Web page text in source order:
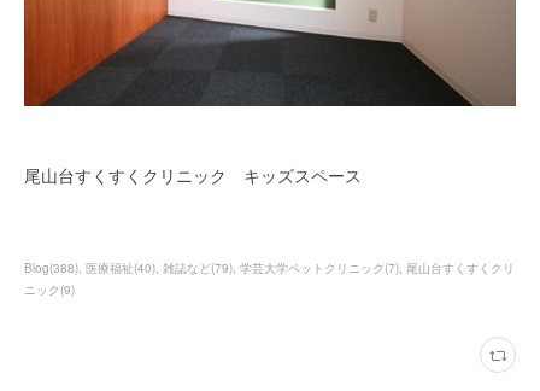
尾山台すくすくクリニック キッズスペース
Blog(388) 医療福祉(40) 雑誌など(79) 学芸大学ペットクリニック (7) 尾山台すくすくクリ
ニック (9)